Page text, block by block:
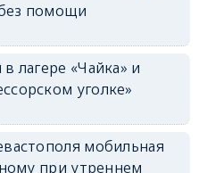
помощи
лагере «Чайка» и
уголке»
мобильная
при утреннем